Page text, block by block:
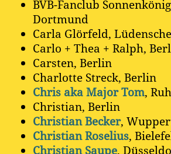
BVB-Fanclub
Dortmund
Carla Glörfeld,
Carlo + Thea + Ralph,
Carsten, Berlin
Charlotte Streck, Berlin
Chris aka Major Tom,
Christian, Berlin
Christian Becker,
Christian Roselius,
Christian Saupe,